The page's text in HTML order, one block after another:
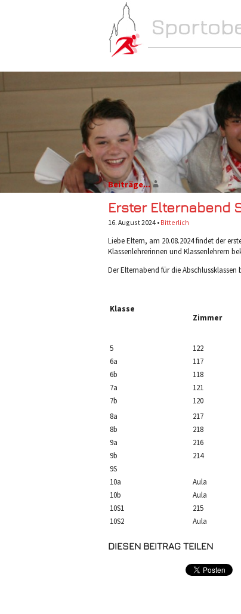
Beiträge...
Erster Elternabend
16. August 2024 • Bitterlich
Liebe Eltern, am 20.08.2024 findet der
Klassenlehrerinnen und Klassenlehrern
Der Elternabend für die Abschlussklassen
Klasse
Zimmer
5 122
6a
117
6b
118
7a
121
7b
120
8a
217
8b
218
9a
216
9b
214
9S
10a
Aula
10b
Aula
10S1
215
10S2
Aula
DIESEN BEITRAG TEILEN